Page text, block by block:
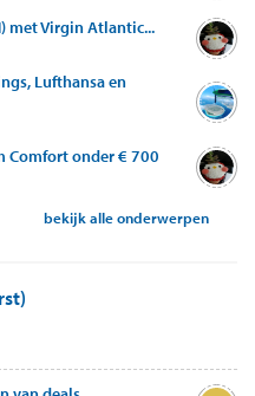
met Virgin Atlantic...
Lufthansa en
Comfort onder € 700
bekijk alle onderwerpen